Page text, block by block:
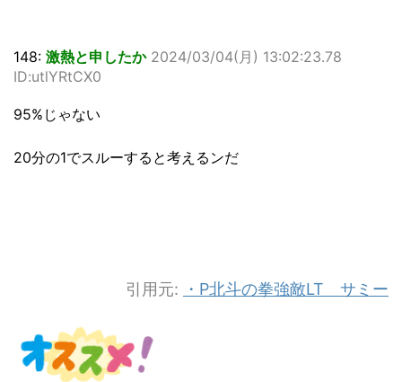
148: 激熱と申したか 2024/03/04(月) 13:02:23.78
ID:utlYRtCX0
95%じゃない
20分の1でスルーすると考えるンだ
引用元: ・P北斗の拳強敵LT サミー